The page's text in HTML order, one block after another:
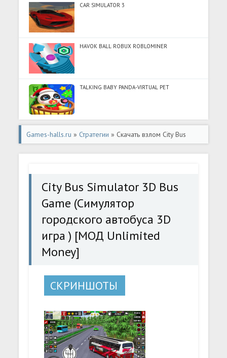
CAR SIMULATOR 3
HAVOK BALL ROBUX ROBLOMINER
TALKING BABY PANDA-VIRTUAL PET
Games-halls.ru » Стратегии » Скачать взлом City Bus
Simulator 3D Bus Game (Симулятор городского
версия apk на Андроид
City Bus Simulator 3D Bus
Game (Симулятор
городского автобуса 3D
игра ) [МОД Unlimited
Money]
СКРИНШОТЫ